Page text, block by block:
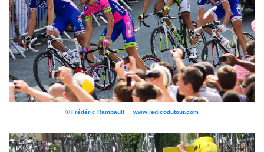
© Frédéric Rambault www.ledicodutour.com